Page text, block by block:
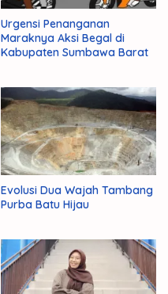
Urgensi Penanganan
Maraknya Aksi Begal di
Kabupaten Sumbawa Barat
Evolusi Dua Wajah Tambang
Purba Batu Hijau